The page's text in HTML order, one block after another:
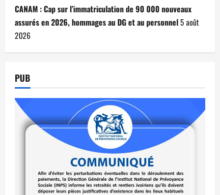
CANAM : Cap sur l’immatriculation de 90 000 nouveaux
assurés en 2026, hommages au DG et au personnel5 août
2026
PUB